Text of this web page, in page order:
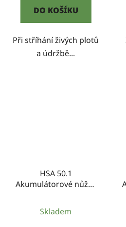
DO KOŠÍKU
Při stříhání živých plotů
a údržbě...
HSA 50.1
Akumulátorové nůžky
Skladem